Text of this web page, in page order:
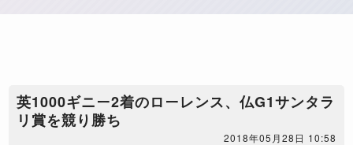
​英1000ギニー2着のローレンス、仏G1サンタラ
リ賞を競り勝ち
2018年05月28日 10:58